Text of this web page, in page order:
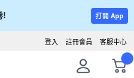
! 打開 App
客服中心
註冊會員
登入